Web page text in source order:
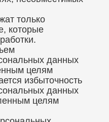
только
которые
данных
целям
избыточность
данных
целям